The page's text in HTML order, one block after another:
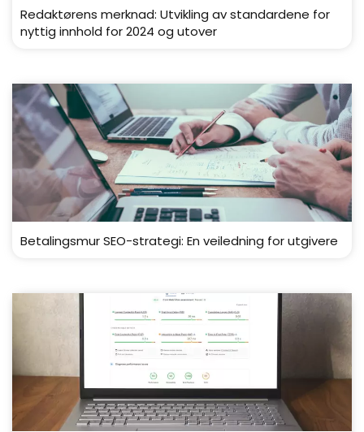
Redaktørens merknad: Utvikling av standardene for
nyttig innhold for 2024 og utover
Betalingsmur SEO-strategi: En veiledning for utgivere